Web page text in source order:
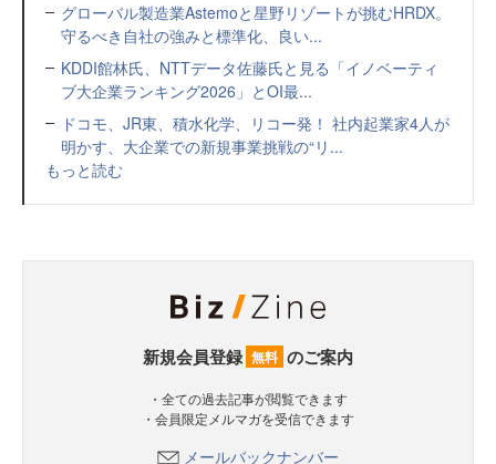
グローバル製造業Astemoと星野リゾートが挑むHRDX。
守るべき自社の強みと標準化、良い...
KDDI館林氏、NTTデータ佐藤氏と見る「イノベーティ
ブ大企業ランキング2026」とOI最...
ドコモ、JR東、積水化学、リコー発！ 社内起業家4人が
明かす、大企業での新規事業挑戦の“リ...
もっと読む
新規会員登録 無料 のご案内
・全ての過去記事が閲覧できます
・会員限定メルマガを受信できます
メールバックナンバー